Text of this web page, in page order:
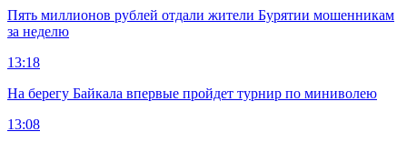
Пять миллионов рублей отдали жители Бурятии мошенникам
за неделю
13:18
На берегу Байкала впервые пройдет турнир по миниволею
13:08